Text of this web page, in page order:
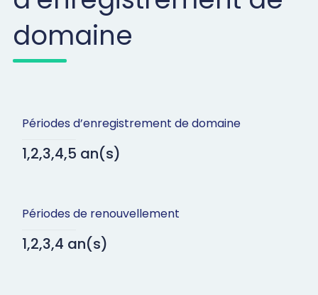
domaine
Périodes d’enregistrement de domaine
1,2,3,4,5 an(s)
Périodes de renouvellement
1,2,3,4 an(s)